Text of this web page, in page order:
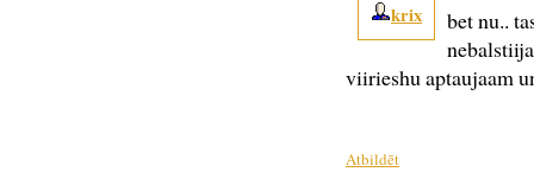
krix
bet nu..
viirieshu aptaujaam
Atbildēt